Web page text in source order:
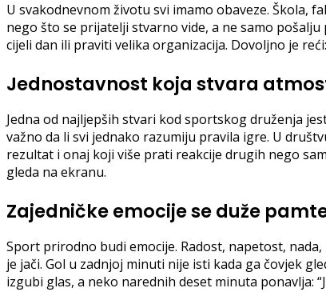
U svakodnevnom životu svi imamo obaveze. Škola,
nego što se prijatelji stvarno vide, a ne samo
cijeli dan ili praviti velika organizacija. Dovoljno je
Jednostavnost koja stvara
Jedna od najljepših stvari kod sportskog druženja
važno da li svi jednako razumiju pravila igre. U
rezultat i onaj koji više prati reakcije drugih nego
gleda na ekranu.
Zajedničke emocije se duže
Sport prirodno budi emocije. Radost, napetost,
je jači. Gol u zadnjoj minuti nije isti kada ga čovjek
izgubi glas, a neko narednih deset minuta ponavlja: